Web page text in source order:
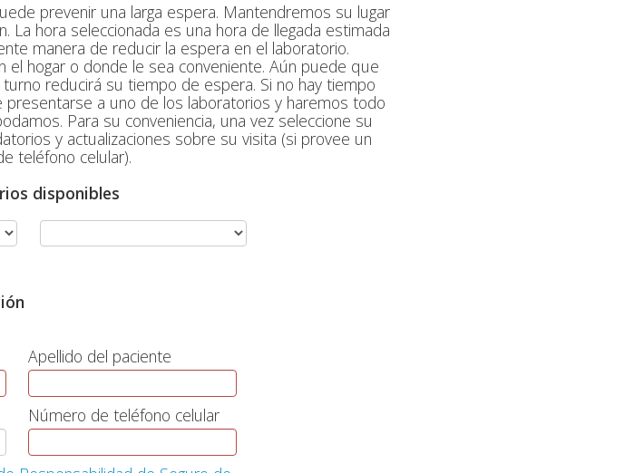
prevenir una larga espera. Mantendremos su lugar
La hora seleccionada es una hora de llegada estimada
manera de reducir la espera en el laboratorio.
hogar o donde le sea conveniente. Aún puede que
reducirá su tiempo de espera. Si no hay tiempo
presentarse a uno de los laboratorios y haremos todo
Para su conveniencia, una vez seleccione su
y actualizaciones sobre su visita (si provee un
teléfono celular).
disponibles
Apellido del paciente
Número de teléfono celular